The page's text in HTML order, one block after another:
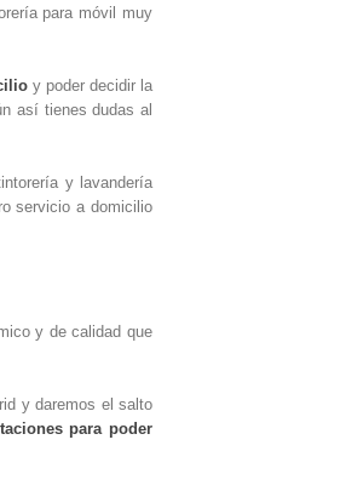
para móvil muy
y poder decidir la
así tienes dudas al
y lavandería
servicio a domicilio
y de calidad que
y daremos el salto
para poder